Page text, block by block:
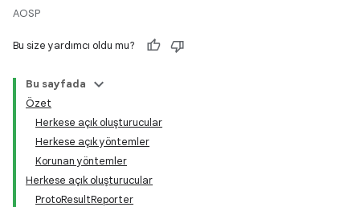
AOSP
Bu size yardımcı oldu mu?
Bu sayfada
Özet
Herkese açık oluşturucular
Herkese açık yöntemler
Korunan yöntemler
Herkese açık oluşturucular
ProtoResultReporter